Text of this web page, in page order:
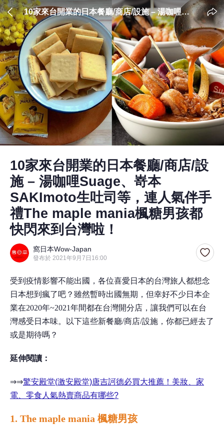
10家來台開業的日本餐廳/商店/設施 – 湯咖哩
Suage、嵜本SAKImoto生吐司等，連人氣伴
手禮The maple mania楓糖男孩都快閃來到台
灣啦！
10家來台開業的日本餐廳/商店/設
施 – 湯咖哩Suage、嵜本
SAKImoto生吐司等，連人氣伴手
禮The maple mania楓糖男孩都
快閃來到台灣啦！
窩日本Wow-Japan
發布於 2021年9月7日16:00
受到疫情影響不能出國，各位喜愛日本的台灣旅人都想念
日本想到瘋了吧？雖然暫時出國無期，但幸好不少日本企
業在2020年~2021年間都在台灣開分店，讓我們可以在台
灣感受日本味。以下這些新餐廳/商店/設施，你都已經去了
或是期待嗎？
延伸閱讀：
⇒⇒驚安殿堂(激安殿堂)唐吉訶德必買大推薦！美妝、家
電、零食人氣熱賣商品有哪些?
1. The maple mania 楓糖男孩